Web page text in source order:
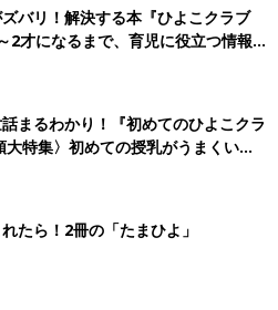
バリ！解決する本『ひよこクラブ
才になるまで、育児に役立つ情報が
まるわかり！『初めてのひよこクラ
大特集〉初めての授乳がうまくい
ルクの基本と夏のトラブル 解決テ
たら！2冊の「たまひよ」